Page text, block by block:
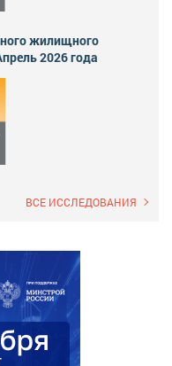
жилищного
2026 года
ВСЕ ИССЛЕДОВАНИЯ